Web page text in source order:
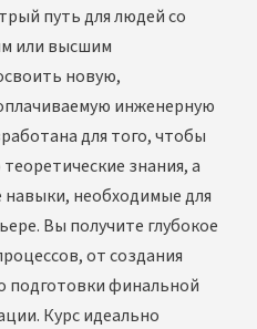
путь для людей со
или высшим
новую,
инженерную
для того, чтобы
знания, а
навыки, необходимые для
Вы получите глубокое
от создания
подготовки финальной
Курс идеально